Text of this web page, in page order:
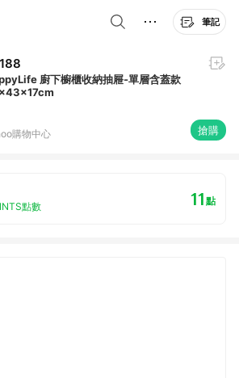
筆記
廚下櫥櫃收納抽屜-單層含蓋款
購物中心 搶購
點數 11點